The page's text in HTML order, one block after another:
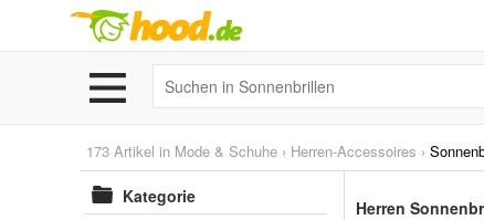
173 Artikel in Mode & Schuhe › Herren-Accessoires ›
Kategorie
Herren